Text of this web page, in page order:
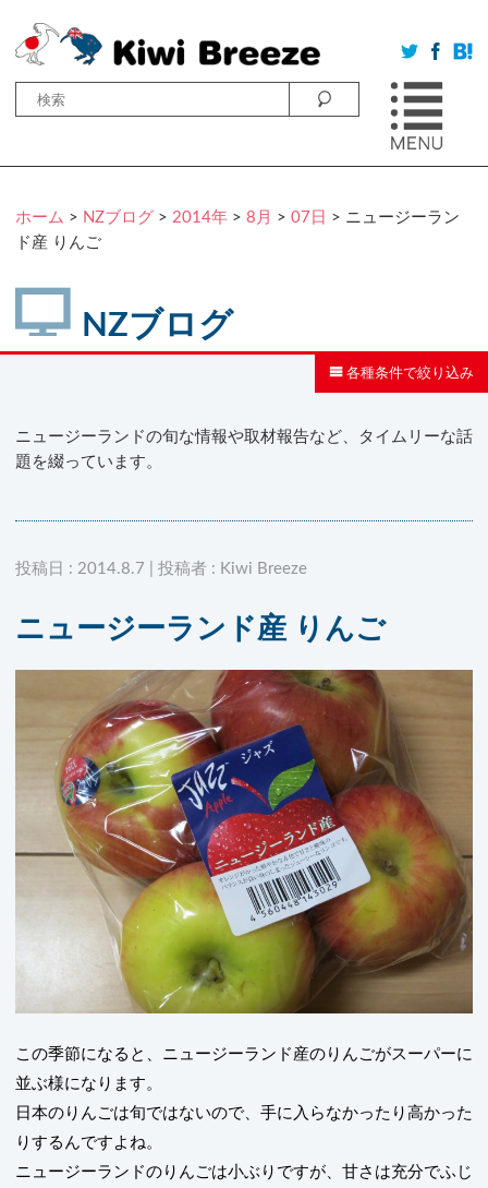
ホーム > NZブログ > 2014年 > 8月 > 07日 > ニュージーラン
ド産 りんご
NZブログ
各種条件で絞り込み
ニュージーランドの旬な情報や取材報告など、タイムリーな話
題を綴っています。
投稿日 : 2014.8.7 | 投稿者 : Kiwi Breeze
ニュージーランド産 りんご
この季節になると、ニュージーランド産のりんごがスーパーに
並ぶ様になります。
日本のりんごは旬ではないので、手に入らなかったり高かった
りするんですよね。
ニュージーランドのりんごは小ぶりですが、甘さは充分でふじ